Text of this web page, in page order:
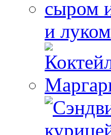
и луком